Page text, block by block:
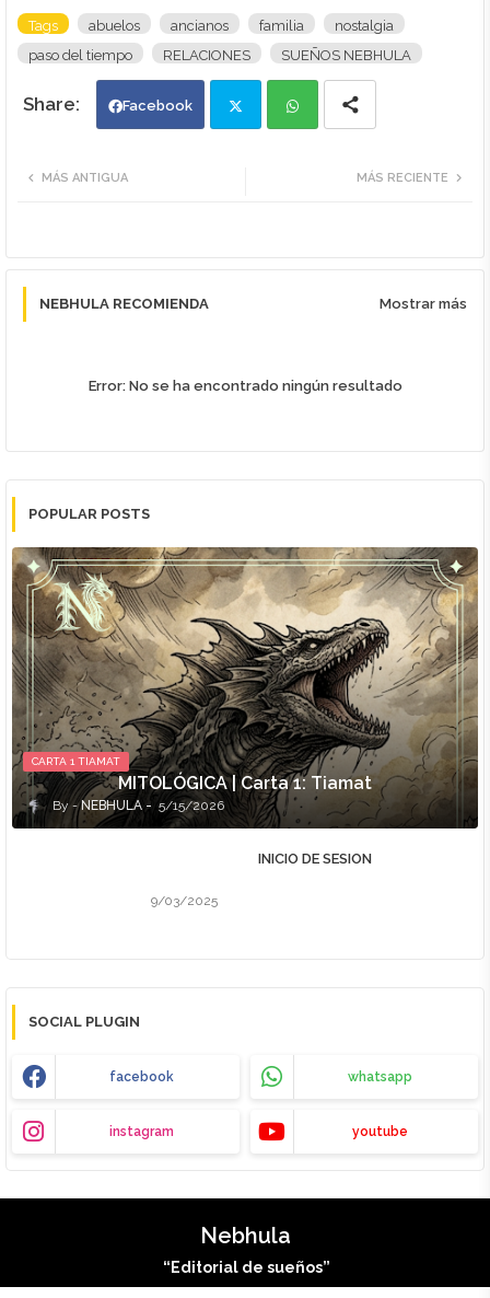
Tags abuelos ancianos familia
nostalgia
paso del tiempo
RELACIONES SUEÑOS NEBHULA
Facebook
r app
MÁS RECIENTE
MÁS ANTIGUA
NEBHULA RECOMIENDA Mostrar más
Error:No se ha encontrado ningún resultado
POPULAR POSTS
CARTA 1 TIAMAT
MITOLÓGICA | Carta 1: Tiamat
NEBHULA 5/15/2026
INICIO DE SESION
9/03/2025
SOCIAL PLUGIN
facebook whatsapp
instagram youtube
Nebhula
“Editorial de sueños”